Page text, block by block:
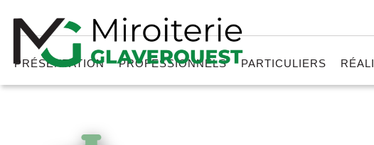
PRÉSENTATION PROFESSIONNELS PARTICULIERS